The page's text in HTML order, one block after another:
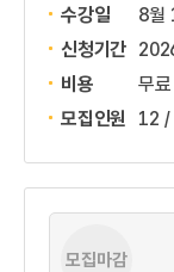
수강일
8월
신청기간
비용
무료
모집인원
12 /
모집마감